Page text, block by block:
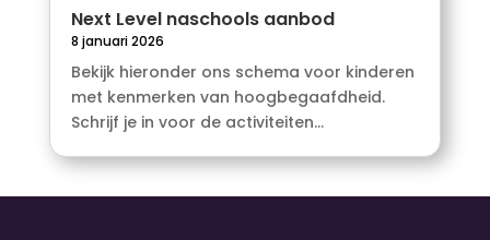
Next Level naschools aanbod
8 januari 2026
Bekijk hieronder ons schema voor kinderen
met kenmerken van hoogbegaafdheid.
Schrijf je in voor de activiteiten...